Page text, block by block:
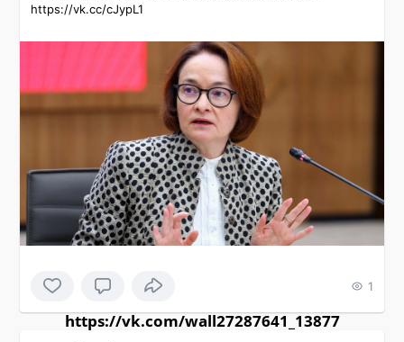
https://vk.cc/cJypL1
1
https://vk.com/wall27287641_13877